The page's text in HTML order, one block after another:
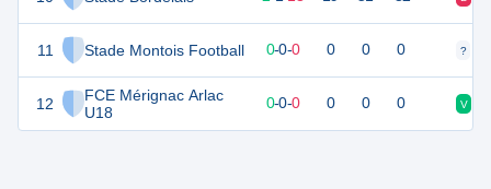
11 Stade Montois Football
12
FCE Mérignac Arlac
U18
0 0 0-0-0 0 0 0 ?
0 0-0-0 0 0 0 V